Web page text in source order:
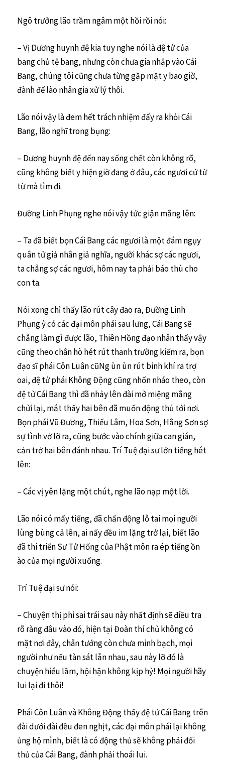
Ngô trưởng lão trầm ngâm một hồi rồi nói:
– Vị Dương huynh đệ kia tuy nghe nói là đệ tử của
bang chủ tệ bang, nhưng còn chưa gia nhập vào Cái
Bang, chúng tôi cũng chưa từng gặp mặt y bao giờ,
đành để lào nhân gia xử lý thôi.
Lão nói vậy là đem hết trách nhiệm đẩy ra khỏi Cái
Bang, lão nghĩ trong bụng:
– Dương huynh đệ đến nay sống chết còn không rõ,
cũng không biết y hiện giờ đang ở đâu, các ngươi cứ từ
từ mà tìm đi.
Đường Linh Phụng nghe nói vậy tức giận mắng lên:
– Ta đã biết bọn Cái Bang các ngươi là một đám ngụy
quân tử giả nhân giả nghĩa, người khác sợ các ngươi,
ta chẳng sợ các ngươi, hôm nay ta phải báo thù cho
con ta.
Nói xong chỉ thấy lão rút cây đao ra, Đường Linh
Phụng ỷ có các đại môn phái sau lưng, Cái Bang sẽ
chẳng làm gì được lão, Thiên Hồng đạo nhân thấy vậy
cũng theo chân hò hét rút thanh trường kiếm ra, bọn
đạo sĩ phái Côn Luân cũNg ùn ùn rút binh khí ra trợ
oai, đệ tử phái Không Động cũng nhốn nháo theo, còn
đệ tử Cái Bang thì đã nhảy lên đài mở miệng mắng
chửi lại, mắt thấy hai bên đã muốn động thủ tới nơi.
Bọn phái Vũ Đương, Thiếu Lâm, Hoa Sơn, Hằng Sơn sợ
sự tình vở lỡ ra, cũng bước vào chính giữa can gián,
cản trở hai bên đánh nhau. Trí Tuệ đại sư lớn tiếng hét
lên:
– Các vị yên lặng một chút, nghe lão nạp một lời.
Lão nói có mấy tiếng, đã chấn động lỗ tai mọi người
lùng bùng cả lên, ai nấy đều im lặng trở lại, biết lão
đã thi triển Sư Tử Hống của Phật môn ra ép tiếng ồn
ào của mọi người xuống.
Trí Tuệ đại sư nói:
– Chuyện thị phi sai trái sau này nhất định sẽ điều tra
rõ ràng đâu vào đó, hiện tại Đoàn thí chủ không có
mặt nơi đây, chân tướng còn chưa minh bạch, mọi
người như nếu tàn sát lẫn nhau, sau này lỡ đó là
chuyện hiểu lầm, hội hận không kịp hỷ! Mọi người hãy
lui lại đi thôi!
Phái Côn Luân và Không Động thấy đệ tử Cái Bang trên
đài dưới đài đều đen nghịt, các đại môn phái lại không
ủng hộ mình, biết là có động thủ sẽ không phải đối
thủ của Cái Bang, đành phải thoái lui.